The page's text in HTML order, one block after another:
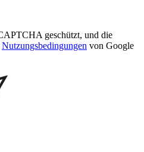
geschützt, und die
Nutzungsbedingungen von Google